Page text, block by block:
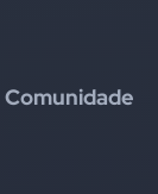
Comunidade